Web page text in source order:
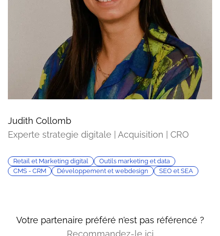
Judith Collomb
Experte strategie digitale | Acquisition | CRO
Retail et Marketing digital
Outils marketing et data
CMS - CRM
Développement et webdesign SEO et SEA
Votre partenaire préféré n’est pas référencé ?
Recommandez-le ici